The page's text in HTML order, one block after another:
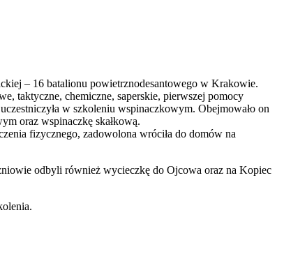
– 16 batalionu powietrznodesantowego w Krakowie.
taktyczne, chemiczne, saperskie, pierwszej pomocy
w szkoleniu wspinaczkowym. Obejmowało on
oraz wspinaczkę skałkową.
fizycznego, zadowolona wróciła do domów na
odbyli również wycieczkę do Ojcowa oraz na Kopiec